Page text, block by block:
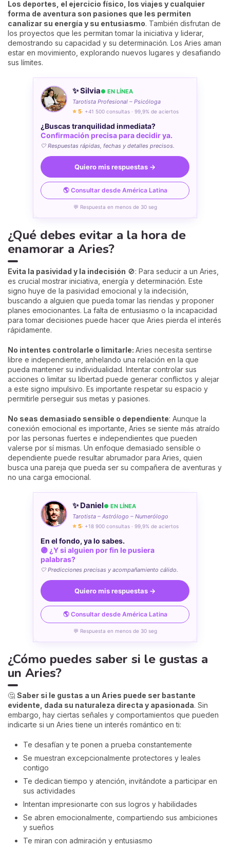
Los deportes, el ejercicio físico, los viajes y cualquier
forma de aventura son pasiones que les permiten
canalizar su energía y su entusiasmo. También disfrutan de
los proyectos que les permitan tomar la iniciativa y liderar,
demostrando su capacidad y su determinación. Los Aries aman
estar en movimiento, explorando nuevos lugares y desafiando
sus límites.
✨ Silvia● EN LÍNEA
Tarotista Profesional – Psicóloga
⭐ 5· +41 500 consultas · 99,9% de aciertos
¿Buscas tranquilidad inmediata?
Confirmación precisa para decidir ya.
🤍 Respuestas rápidas, fechas y detalles precisos.
Quiero mis respuestas →
🌎 Consultar desde América Latina
💬 Respuesta en menos de 30 seg
¿Qué debes evitar a la hora de
enamorar a Aries?
Evita la pasividad y la indecisión 🚫: Para seducir a un Aries,
es crucial mostrar iniciativa, energía y determinación. Este
signo huye de la pasividad emocional y la indecisión,
buscando a alguien que pueda tomar las riendas y proponer
planes emocionantes. La falta de entusiasmo o la incapacidad
para tomar decisiones puede hacer que Aries pierda el interés
rápidamente.
No intentes controlarle o limitarle: Aries necesita sentirse
libre e independiente, anhelando una relación en la que
pueda mantener su individualidad. Intentar controlar sus
acciones o limitar su libertad puede generar conflictos y alejar
a este signo impulsivo. Es importante respetar su espacio y
permitirle perseguir sus metas y pasiones.
No seas demasiado sensible o dependiente: Aunque la
conexión emocional es importante, Aries se siente más atraído
por las personas fuertes e independientes que pueden
valerse por sí mismas. Un enfoque demasiado sensible o
dependiente puede resultar abrumador para Aries, quien
busca una pareja que pueda ser su compañera de aventuras y
no una carga emocional.
✨ Daniel● EN LÍNEA
Tarotista – Astrólogo – Numerólogo
⭐ 5· +18 900 consultas · 99,9% de aciertos
En el fondo, ya lo sabes.
🟣 ¿Y si alguien por fin le pusiera
palabras?
🤍 Predicciones precisas y acompañamiento cálido.
Quiero mis respuestas →
🌎 Consultar desde América Latina
💬 Respuesta en menos de 30 seg
¿Cómo puedes saber si le gustas a
un Aries?
🤔 Saber si le gustas a un Aries puede ser bastante
evidente, dada su naturaleza directa y apasionada. Sin
embargo, hay ciertas señales y comportamientos que pueden
indicarte si un Aries tiene un interés romántico en ti:
Te desafían y te ponen a prueba constantemente
Se muestran excepcionalmente protectores y leales
contigo
Te dedican tiempo y atención, invitándote a participar en
sus actividades
Intentan impresionarte con sus logros y habilidades
Se abren emocionalmente, compartiendo sus ambiciones
y sueños
Te miran con admiración y entusiasmo